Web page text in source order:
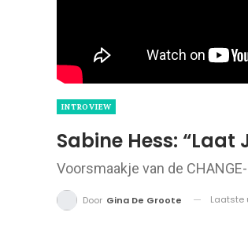
INTROVIEW
Sabine Hess: “Laat
Voorsmaakje van de
Door Gina De Groote Laatste